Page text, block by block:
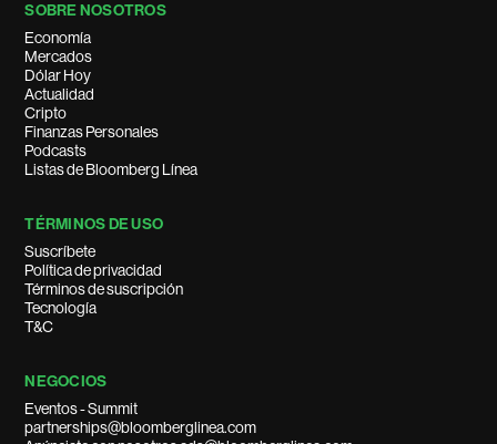
SOBRE NOSOTROS
Economía
Mercados
Dólar Hoy
Actualidad
Cripto
Finanzas Personales
Podcasts
Listas de Bloomberg Línea
TÉRMINOS DE USO
Suscríbete
Política de privacidad
Términos de suscripción
Tecnología
T&C
NEGOCIOS
Eventos - Summit
partnerships@bloomberglinea.com